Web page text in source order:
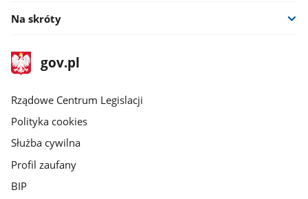
Na skróty
stopka
gov.plStrona
gov.pl
Rządowe Centrum Legislacji
Polityka cookies
Służba cywilna
Profil zaufany
BIP